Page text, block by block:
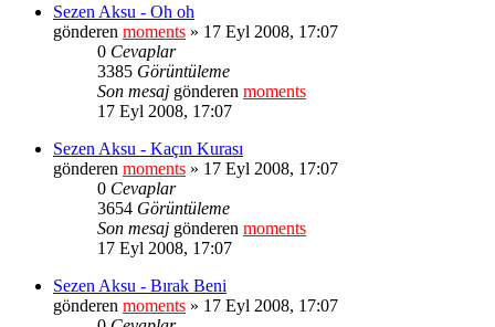
Sezen Aksu - Oh oh
gönderen moments » 17 Eyl 2008, 17:07
0 Cevaplar
3385 Görüntüleme
Son mesaj gönderen moments
17 Eyl 2008, 17:07
Sezen Aksu - Kaçın Kurası
gönderen moments » 17 Eyl 2008, 17:07
0 Cevaplar
3654 Görüntüleme
Son mesaj gönderen moments
17 Eyl 2008, 17:07
Sezen Aksu - Bırak Beni
gönderen moments » 17 Eyl 2008, 17:07